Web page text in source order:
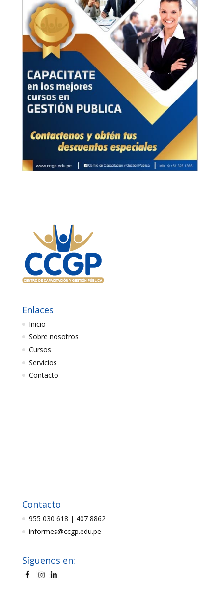
Enlaces
Inicio
Sobre nosotros
Cursos
Servicios
Contacto
Contacto
955 030 618 | 407 8862
informes@ccgp.edu.pe
Síguenos en: